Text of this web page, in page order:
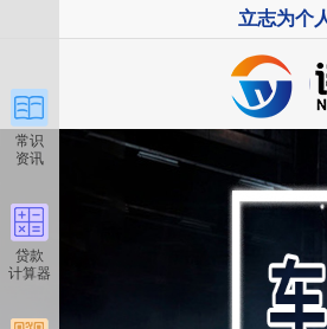
常识
资讯
贷款
计算器
立志为个